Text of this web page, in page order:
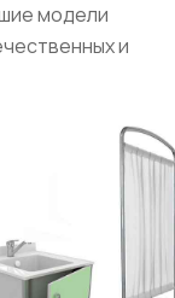
модели
и